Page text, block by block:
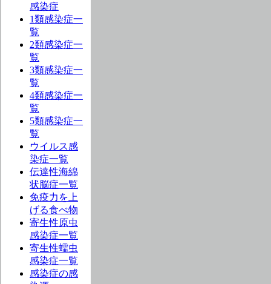
感染症
1類感染症一
覧
2類感染症一
覧
3類感染症一
覧
4類感染症一
覧
5類感染症一
覧
ウイルス感
染症一覧
伝達性海綿
状脳症一覧
免疫力を上
げる食べ物
寄生性原虫
感染症一覧
寄生性蠕虫
感染症一覧
感染症の感